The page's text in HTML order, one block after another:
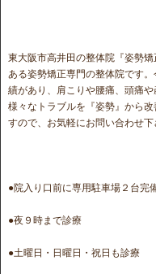
東大阪市高井田の整体院『姿勢
ある姿勢矯正専門の整体院です
績があり、肩こりや腰痛、頭痛
様々なトラブルを『姿勢』から
すので、お気軽にお問い合わせ下
●院入り口前に専用駐車場２台完
●夜９時まで診療
●土曜日・日曜日・祝日も診療